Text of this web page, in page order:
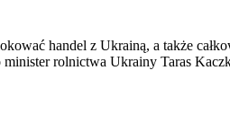
handel z Ukrainą, a także
rolnictwa Ukrainy Taras